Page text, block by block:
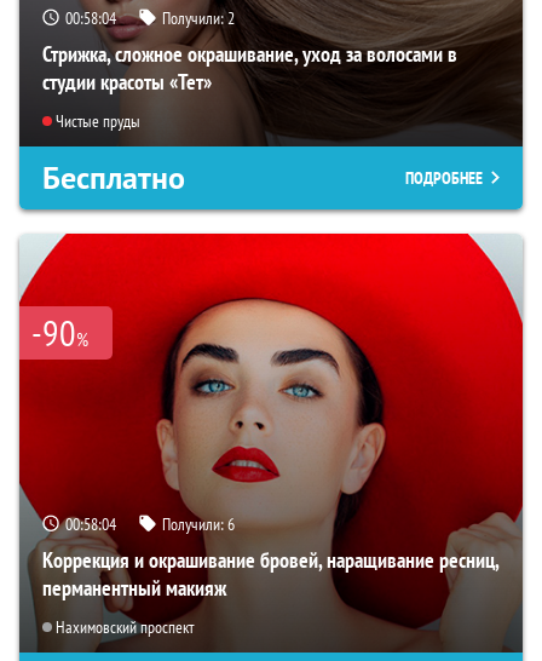
00:58:03 Получили:2
Стрижка, сложное окрашивание, уход за волосами в
студии красоты «Тет»
Чистые пруды
Бесплатно ПОДРОБНЕЕ
-90%
00:58:03 Получили:6
Коррекция и окрашивание бровей, наращивание ресниц,
перманентный макияж
Нахимовский проспект